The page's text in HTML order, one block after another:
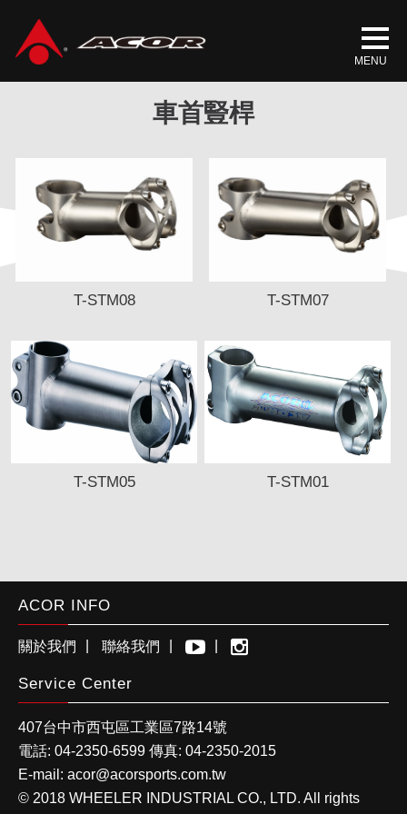
首頁 /產品介紹 /TITANIUM / 車首豎桿
車首豎桿
T-STM08 T-STM07
T-STM05 T-STM01
ACOR INFO
關於我們 聯絡我們
Service Center
407台中市西屯區工業區7路14號
電話: 04-2350-6599 傳真: 04-2350-2015
E-mail: acor@acorsports.com.tw
© 2018 WHEELER INDUSTRIAL CO., LTD. All rights